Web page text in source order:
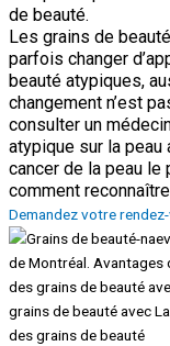
de beauté.
Les grains de
parfois changer
beauté atypiques,
changement n’est
consulter un
atypique sur la peau
cancer de la peau
comment
Demandez votre